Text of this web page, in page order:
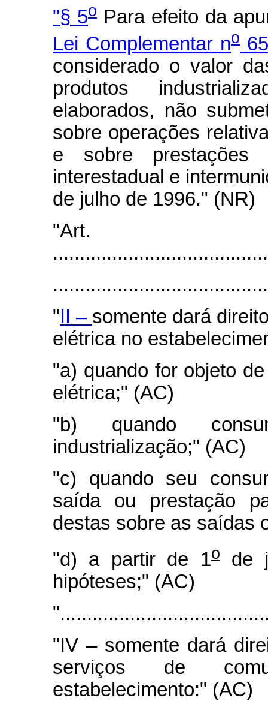
"§ 5o Para efeito da
Lei Complementar no
considerado o valor
produtos
elaborados, não
sobre operações
e sobre prestações
interestadual e
de julho de 1996." (NR)
"II – somente dará
elétrica no
"a) quando for objeto
elétrica;" (AC)
"b) quando
industrialização;" (AC)
"c) quando seu
saída ou prestação
destas sobre as saídas
"d) a partir de 1ode
hipóteses;" (AC)
"IV – somente dará
serviços de
estabelecimento:" (AC)